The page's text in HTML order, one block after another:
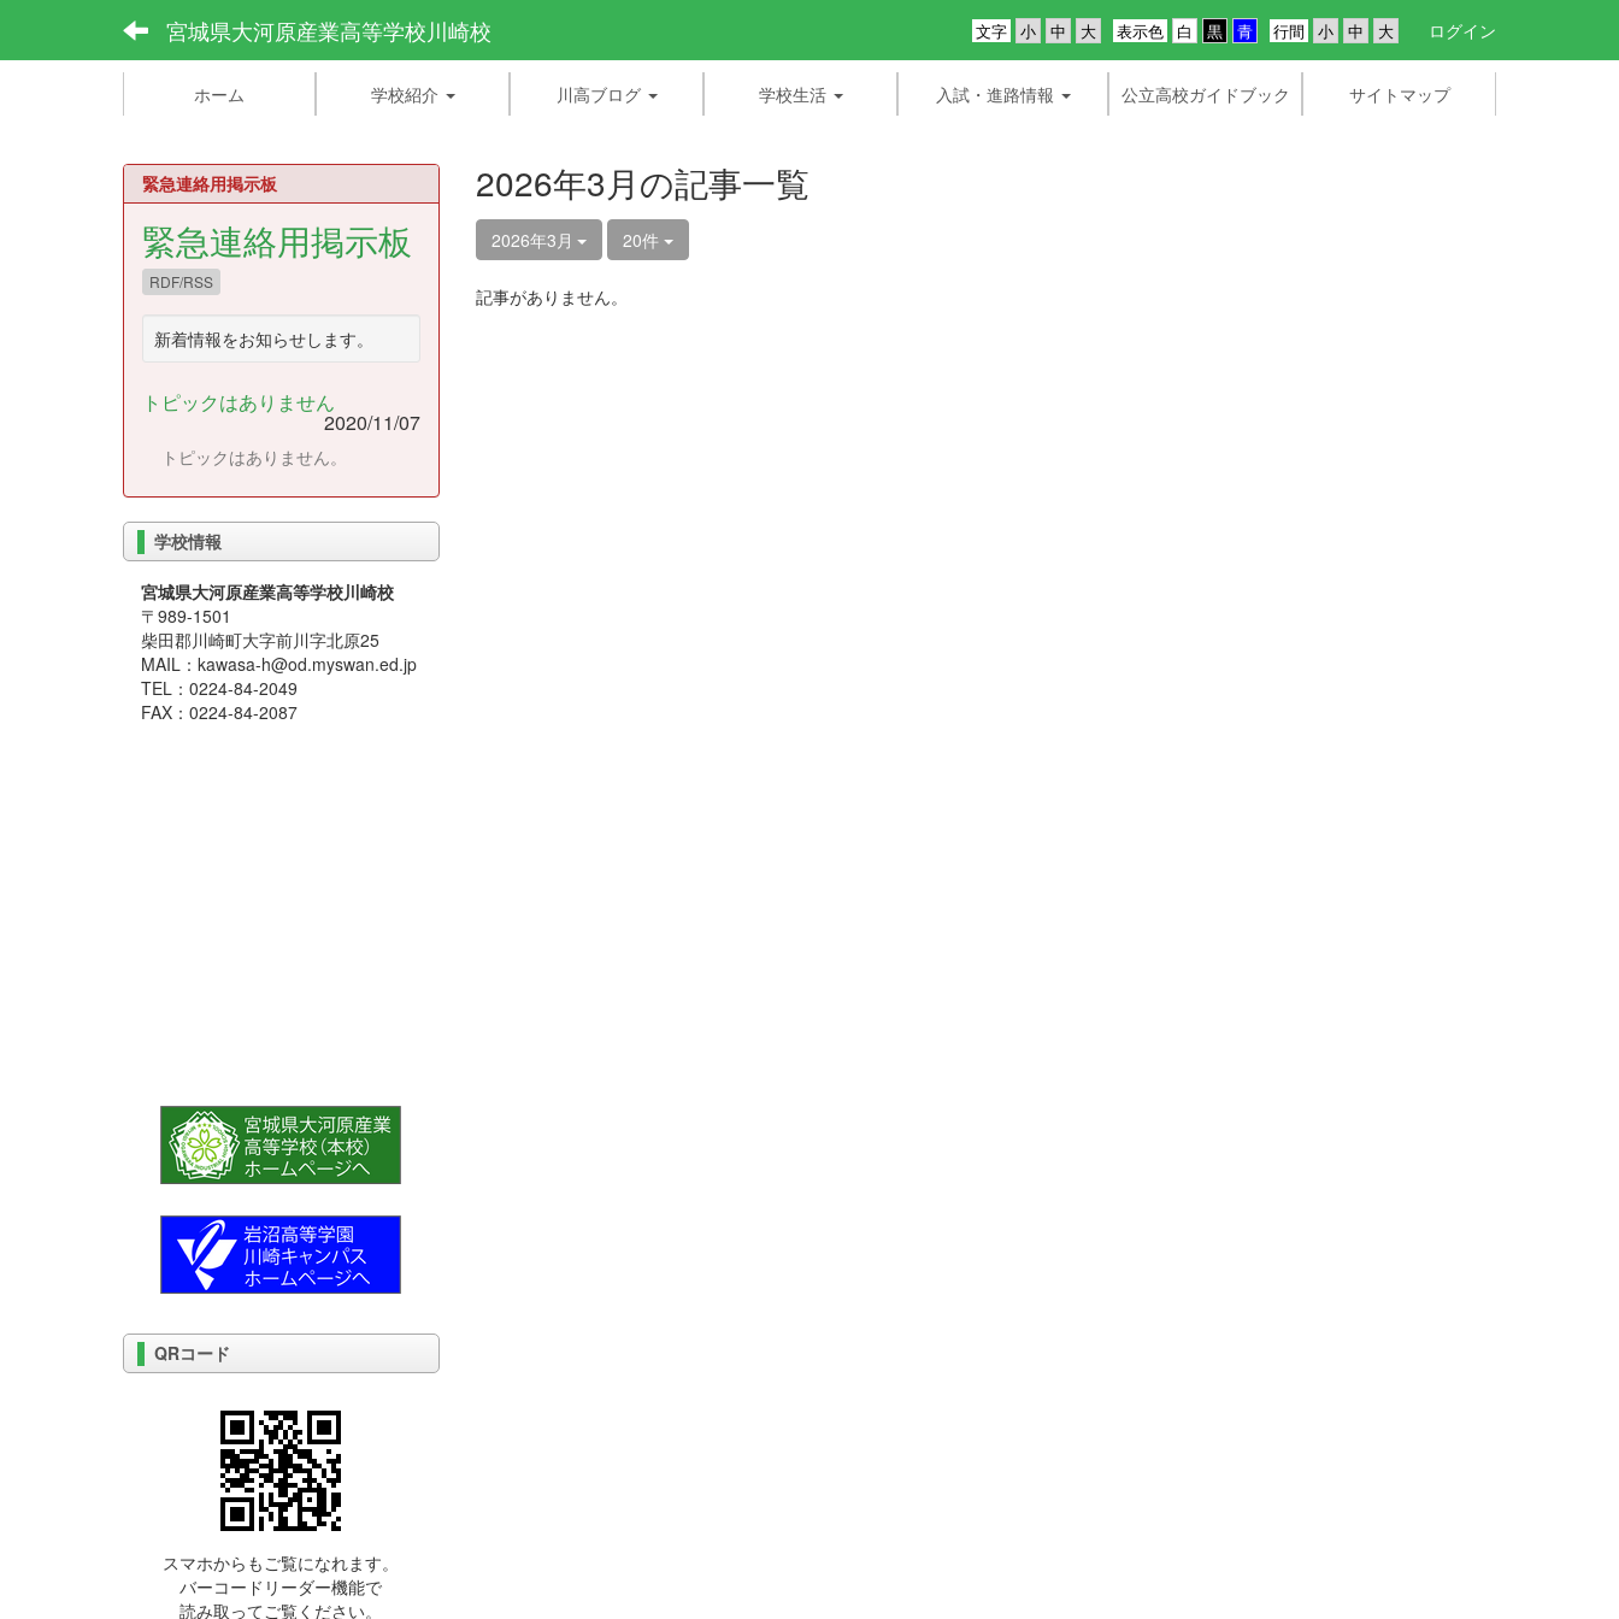
宮城県大河原産業高等学校川崎校 行間
表示色
文字 ログイン
ホーム 学校紹介 川高ブログ 学校生活 入試・進路情報 公立高校ガイドブック サイトマップ
2026年3月の記事一覧
2026年3月 20件
記事がありません。
緊急連絡用掲示板
緊急連絡用掲示板
RDF/RSS
新着情報をお知らせします。
トピックはありません
2020/11/07
トピックはありません。
学校情報
宮城県大河原産業高等学校川崎校
〒989-1501
柴田郡川崎町大字前川字北原25
MAIL：kawasa-h@od.myswan.ed.jp
TEL：0224-84-2049
FAX：0224-84-2087
QRコード
スマホからもご覧になれます。
バーコードリーダー機能で
読み取ってご覧ください。